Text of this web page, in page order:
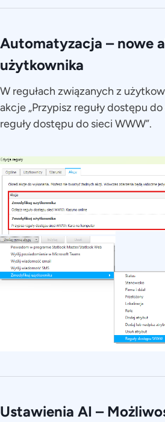
Automatyzacja – nowe
użytkownika
W regułach związanych z
akcje „Przypisz reguły dostępu do
reguły dostępu do sieci WWW”.
Ustawienia AI –